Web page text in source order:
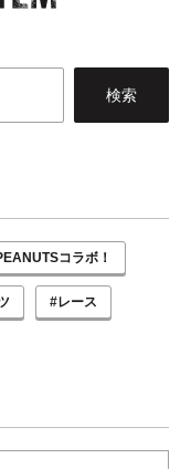
コラボ！
#レース